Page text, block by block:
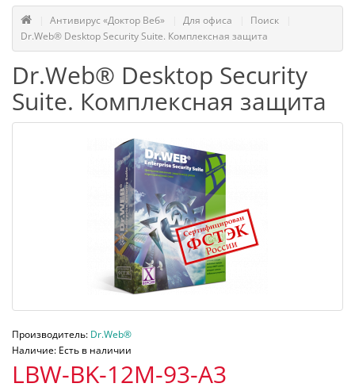
Антивирус «Доктор Веб» Для офиса
Поиск
Dr.Web® Desktop Security Suite. Комплексная защита
Dr.Web® Desktop Security
Suite. Комплексная защита
Производитель: Dr.Web®
Наличие: Есть в наличии
LBW-BK-12M-93-A3